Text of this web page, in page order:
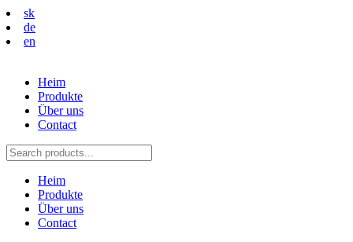
sk
de
en
Heim
Produkte
Über uns
Contact
Heim
Produkte
Über uns
Contact